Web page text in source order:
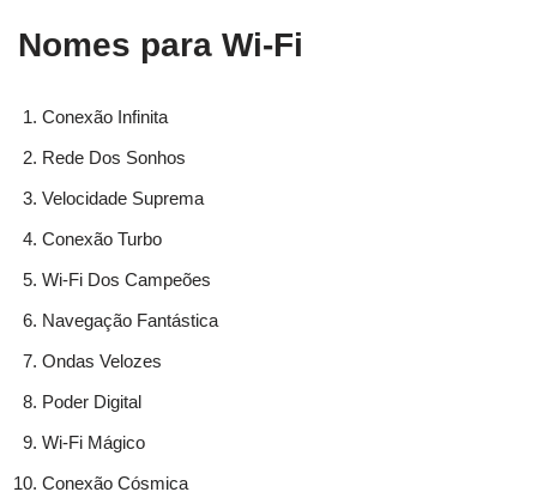
Nomes para Wi-Fi
Conexão Infinita
Rede Dos Sonhos
Velocidade Suprema
Conexão Turbo
Wi-Fi Dos Campeões
Navegação Fantástica
Ondas Velozes
Poder Digital
Wi-Fi Mágico
Conexão Cósmica